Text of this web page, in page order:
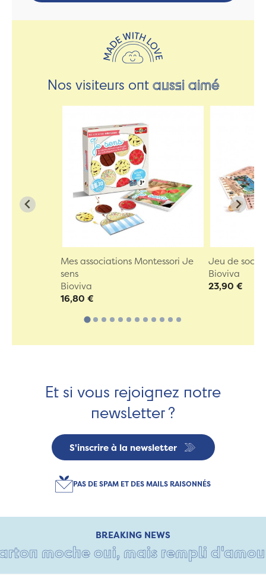
Nos visiteurs ontaussi aimé
Mes associations Montessori Je
sens
Bioviva
16,80 €
Jeu de
Bioviva
23,90 €
Et si vous rejoignez notre
newsletter ?
S'inscrire à la newsletter
PAS DE SPAM ET DES MAILS RAISONNÉS
BREAKING NEWS
moche oui, mais rempli d'amour •